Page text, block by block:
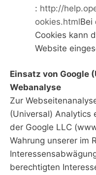
: http://
ookies.htmlBei
Cookies kann
Website
Einsatz von Google
Webanalyse
Zur
(Universal) Analytics
der Google LLC
Wahrung unserer im
berechtigten